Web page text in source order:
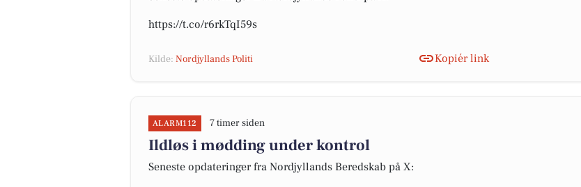
https://t.co/r6rkTqI59s
Kilde: Nordjyllands Politi Kopiér link
ALARM112 7 timer siden
Ildløs i mødding under kontrol
Seneste opdateringer fra Nordjyllands Beredskab på X: